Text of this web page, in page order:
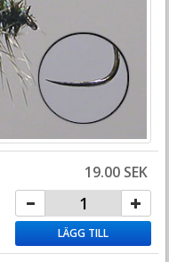
19.00 SEK
LÄGG TILL